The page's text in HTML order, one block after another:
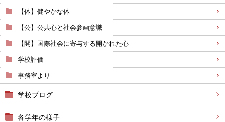
【体】健やかな体
【公】公共心と社会参画意識
【開】国際社会に寄与する開かれた心
学校評価
事務室より
学校ブログ
各学年の様子